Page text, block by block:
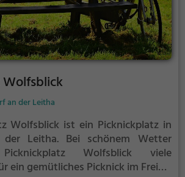
an der Leitha
Wolfsblick ist ein Picknickplatz in
Leitha. Bei schönem Wetter
Wolfsblick viele
ein gemütliches Picknick im Freien.